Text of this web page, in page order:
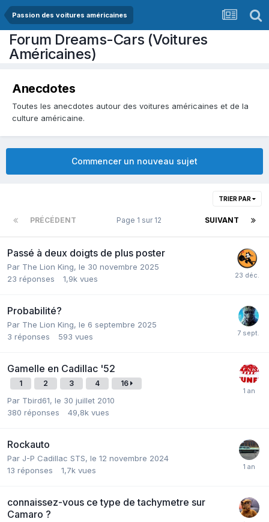
Passion des voitures américaines
Forum Dreams-Cars (Voitures
Américaines)
Anecdotes
Toutes les anecdotes autour des voitures américaines et de la
culture américaine.
Commencer un nouveau sujet
TRIER PAR
PRÉCÉDENT SUIVANT
Page 1 sur 12
Passé à deux doigts de plus poster
Par The Lion King, le 30 novembre 2025
23 réponses 1,9k vues
Probabilité?
Par The Lion King, le 6 septembre 2025
3 réponses 593 vues
Gamelle en Cadillac '52
1 2 3 4 16
Par Tbird61, le 30 juillet 2010
380 réponses 49,8k vues
Rockauto
Par J-P Cadillac STS, le 12 novembre 2024
13 réponses 1,7k vues
connaissez-vous ce type de tachymetre sur
Camaro ?